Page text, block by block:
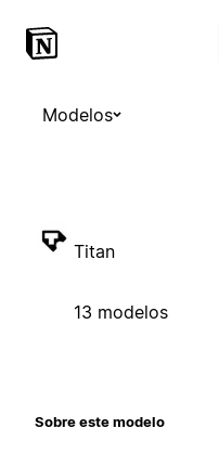
Modelos
Titan
13 modelos
Sobre este modelo